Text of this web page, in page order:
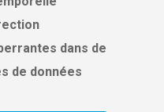
dans de
de données